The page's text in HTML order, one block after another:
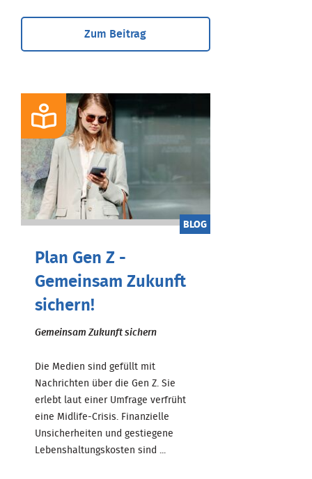
Zum Beitrag
BLOG
Plan Gen Z -
Gemeinsam Zukunft
sichern!
Gemeinsam Zukunft sichern
Die Medien sind gefüllt mit
Nachrichten über die Gen Z. Sie
erlebt laut einer Umfrage verfrüht
eine Midlife-Crisis. Finanzielle
Unsicherheiten und gestiegene
Lebenshaltungskosten sind ...